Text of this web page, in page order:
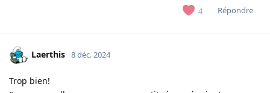
4 Répondre
Laerthis 8 déc. 2024
Trop bien!